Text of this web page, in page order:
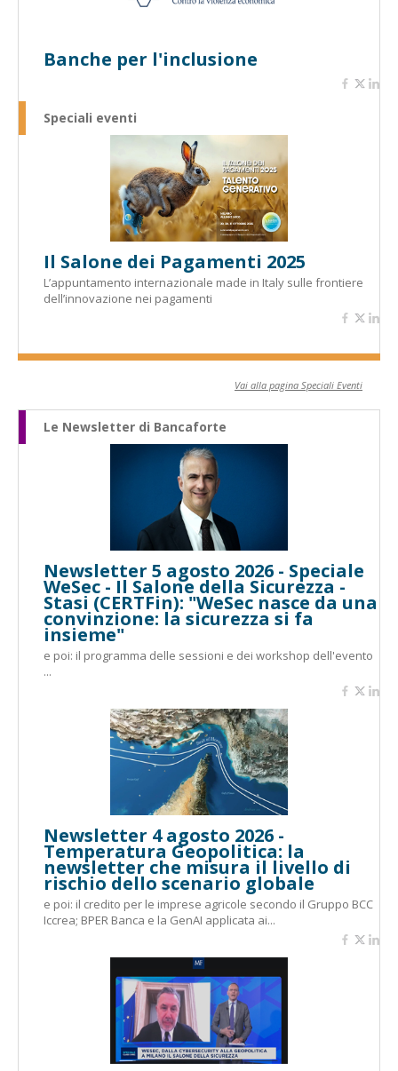
Banche per l'inclusione
Speciali eventi
Il Salone dei Pagamenti 2025
L’appuntamento internazionale made in Italy sulle frontiere
dell’innovazione nei pagamenti
Vai alla pagina Speciali Eventi
Le Newsletter di Bancaforte
Newsletter 5 agosto 2026 - Speciale
WeSec - Il Salone della Sicurezza -
Stasi (CERTFin): "WeSec nasce da una
convinzione: la sicurezza si fa
insieme"
e poi: il programma delle sessioni e dei workshop dell'evento
...
Newsletter 4 agosto 2026 -
Temperatura Geopolitica: la
newsletter che misura il livello di
rischio dello scenario globale
e poi: il credito per le imprese agricole secondo il Gruppo BCC
Iccrea; BPER Banca e la GenAI applicata ai...